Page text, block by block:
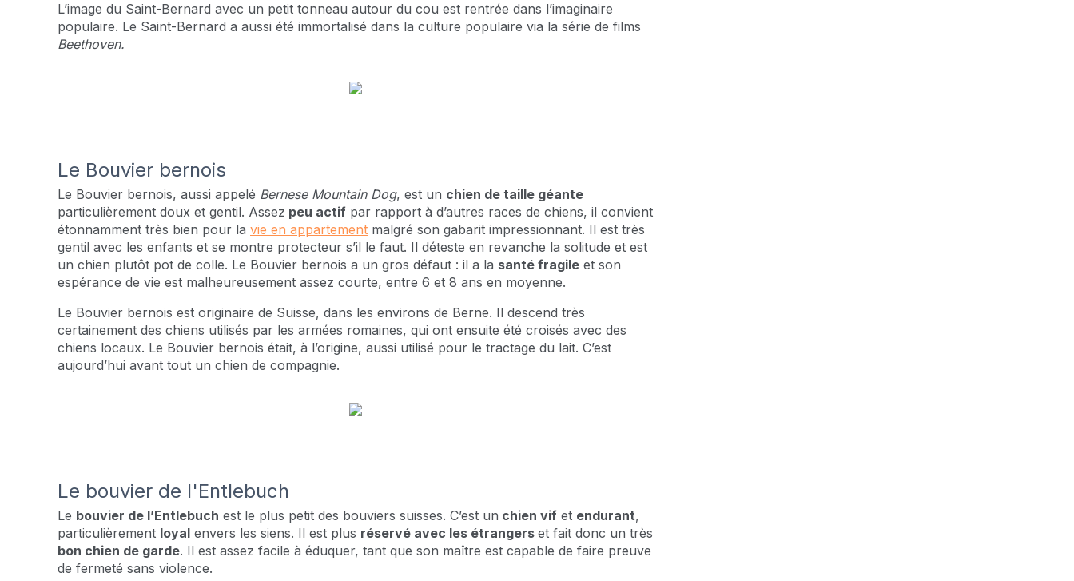
L’image du Saint-Bernard avec un petit tonneau autour du cou est rentrée dans l’imaginaire
populaire. Le Saint-Bernard a aussi été immortalisé dans la culture populaire via la série de films
Beethoven.
Le Bouvier bernois
Le Bouvier bernois, aussi appelé Bernese Mountain Dog, est un chien de taille géante
particulièrement doux et gentil. Assez peu actif par rapport à d’autres races de chiens, il convient
étonnamment très bien pour la vie en appartement malgré son gabarit impressionnant. Il est très
gentil avec les enfants et se montre protecteur s’il le faut. Il déteste en revanche la solitude et est
un chien plutôt pot de colle. Le Bouvier bernois a un gros défaut : il a la santé fragile et son
espérance de vie est malheureusement assez courte, entre 6 et 8 ans en moyenne.
Le Bouvier bernois est originaire de Suisse, dans les environs de Berne. Il descend très
certainement des chiens utilisés par les armées romaines, qui ont ensuite été croisés avec des
chiens locaux. Le Bouvier bernois était, à l’origine, aussi utilisé pour le tractage du lait. C’est
aujourd’hui avant tout un chien de compagnie.
Le bouvier de l'Entlebuch
Le bouvier de l’Entlebuch est le plus petit des bouviers suisses. C’est un chien vif et endurant,
particulièrement loyal envers les siens. Il est plus réservé avec les étrangers et fait donc un très
bon chien de garde. Il est assez facile à éduquer, tant que son maître est capable de faire preuve
de fermeté sans violence.